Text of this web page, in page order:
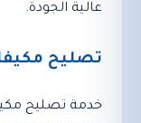
عالية الجودة.
تصليح
خدمة تصليح